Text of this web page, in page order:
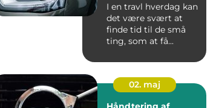
I en travl hverdag kan
det være svært at
finde tid til de små
ting, som at få...
02. maj